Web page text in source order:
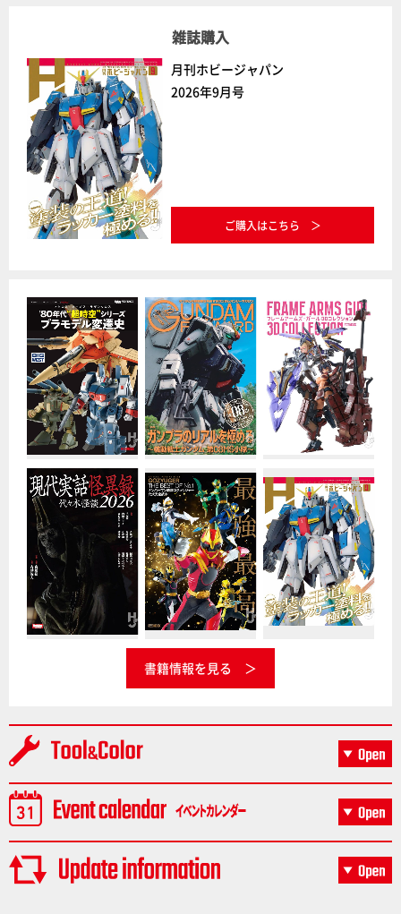
雑誌購入
月刊ホビージャパン
2026年9月号
ご購入はこちら
書籍情報を見る